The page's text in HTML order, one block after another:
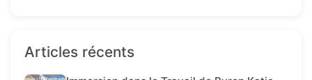
Articles récents